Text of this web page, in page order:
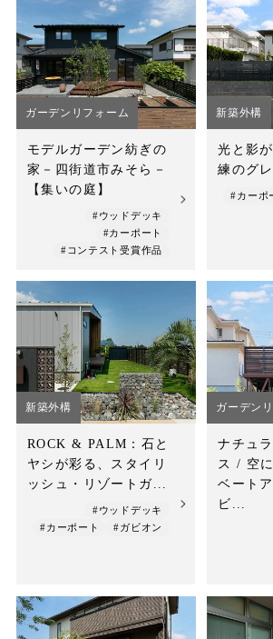
ガーデンリフォーム
モデルガーデン紡ぎの
家－四街道市みそら－
【集いの庭】
#ウッドデッキ
#カーポート
#コンテスト受賞作品
新築外構
光と影
練のグ
#カーポ
新築外構
ROCK & PALM：石と
ヤシが彩る、スタイリ
ッシュ・リゾートガ...
#ウッドデッキ
#カーポート
#ガビオン
ガーデン
ナチュ
ス / 空
ベート
ビ...